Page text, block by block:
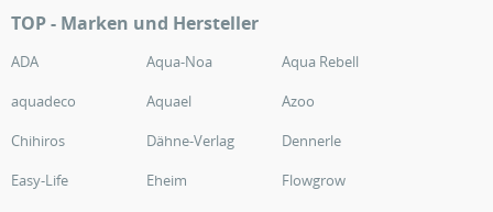
TOP - Marken und Hersteller
ADA Aqua-Noa
Aqua Rebell
aquadeco
Aquael
Azoo
Chihiros
Dähne-Verlag
Dennerle
Easy-Life
Eheim
Flowgrow